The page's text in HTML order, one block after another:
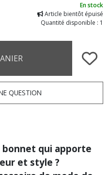
En stock
Article bientôt épuisé
Quantité disponible : 1
QUESTION
bonnet qui apporte
et style ?